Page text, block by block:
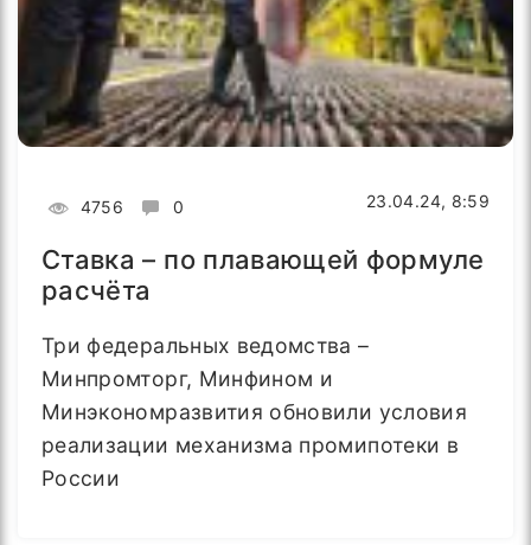
4756 0 23.04.24, 8:59
Ставка – по плавающей формуле
расчёта
Три федеральных ведомства –
Минпромторг, Минфином и
Минэкономразвития обновили условия
реализации механизма промипотеки в
России